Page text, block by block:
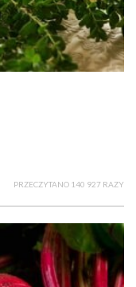
PRZECZYTANO 140 927 RAZY